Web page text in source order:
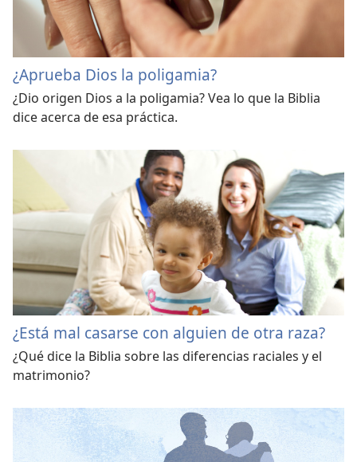
¿Aprueba Dios la poligamia?
¿Dio origen Dios a la poligamia? Vea lo que la Biblia
dice acerca de esa práctica.
¿Está mal casarse con alguien de otra raza?
¿Qué dice la Biblia sobre las diferencias raciales y el
matrimonio?